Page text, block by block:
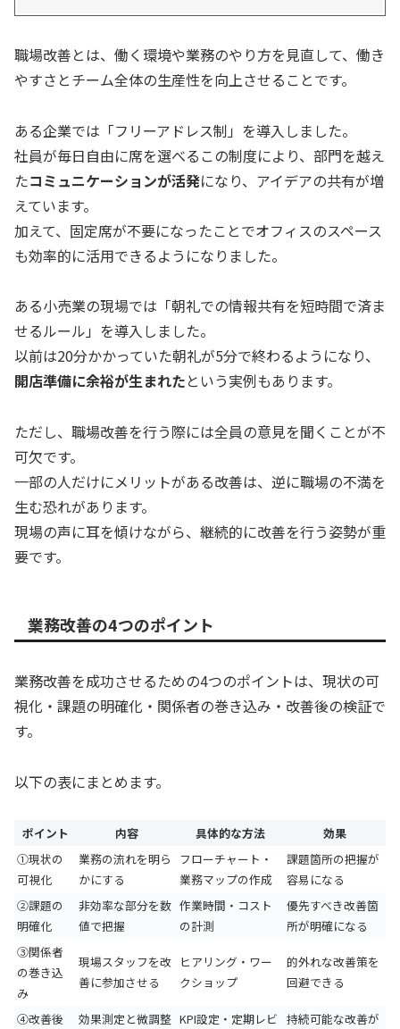
職場改善とは、働く環境や業務のやり方を見直して、働き
やすさとチーム全体の生産性を向上させることです。
ある企業では「フリーアドレス制」を導入しました。
社員が毎日自由に席を選べるこの制度により、部門を越え
たコミュニケーションが活発になり、アイデアの共有が増
えています。
加えて、固定席が不要になったことでオフィスのスペース
も効率的に活用できるようになりました。
ある小売業の現場では「朝礼での情報共有を短時間で済ま
せるルール」を導入しました。
以前は20分かかっていた朝礼が5分で終わるようになり、
開店準備に余裕が生まれたという実例もあります。
ただし、職場改善を行う際には全員の意見を聞くことが不
可欠です。
一部の人だけにメリットがある改善は、逆に職場の不満を
生む恐れがあります。
現場の声に耳を傾けながら、継続的に改善を行う姿勢が重
要です。
業務改善の4つのポイント
業務改善を成功させるための4つのポイントは、現状の可
視化・課題の明確化・関係者の巻き込み・改善後の検証で
す。
以下の表にまとめます。
ポイント 内容 具体的な方法
効果
①現状の
可視化
業務の流れを明ら
かにする
フローチャート・
業務マップの作成
課題箇所の把握が
容易になる
②課題の
明確化
非効率な部分を数
値で把握
作業時間・コスト
の計測
優先すべき改善箇
所が明確になる
③関係者
の巻き込
み
現場スタッフを改
善に参加させる
ヒアリング・ワー
クショップ
的外れな改善策を
回避できる
④改善後
効果測定と微調整 KPI設定・定期レビ 持続可能な改善が